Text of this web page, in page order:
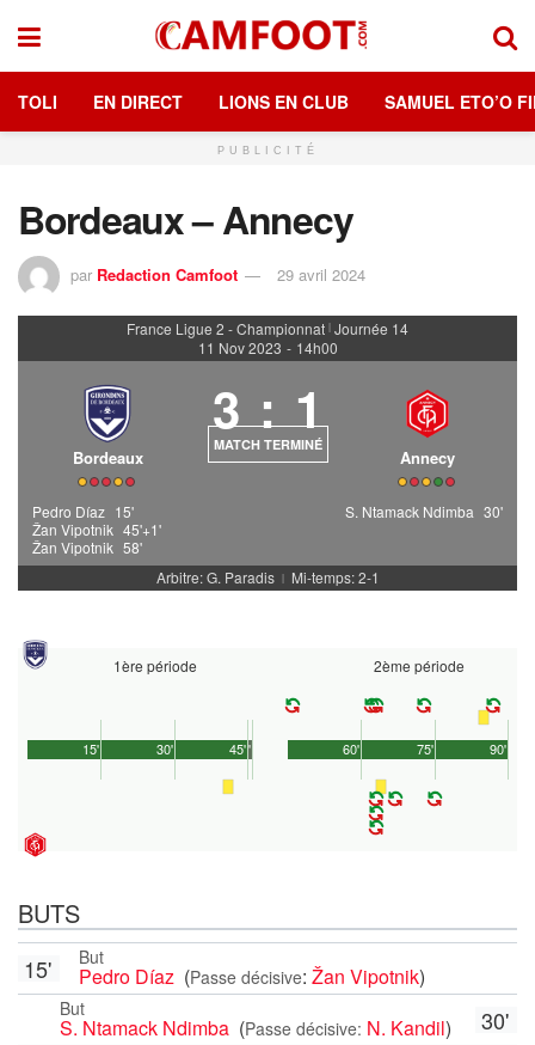
TOLI EN DIRECT LIONS EN CLUB SAMUEL ETO’O
PUBLICITÉ
Bordeaux – Annecy
par Redaction Camfoot 29 avril 2024
France Ligue 2 - Championnat | Journée 14
11 Nov 2023 - 14h00
Bordeaux
3 : 1
MATCH TERMINÉ
Annecy
Pedro Díaz 15'
Žan Vipotnik 45'+1'
Žan Vipotnik 58'
S. Ntamack Ndimba 30'
Arbitre: G. Paradis | Mi-temps: 2-1
1ère période
45'
15' 30' 1'
2ème période
90'
60' 75'
BUTS
But
Pedro Díaz (Passe décisive: Žan Vipotnik)
15'
30'
But
S. Ntamack Ndimba (Passe décisive: N. Kandil)